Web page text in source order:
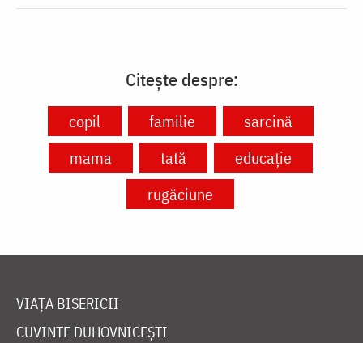
Citește despre:
copil familie
sarcină
mama
tată
educație
rugăciune
VIAȚA BISERICII
CUVINTE DUHOVNICEȘTI